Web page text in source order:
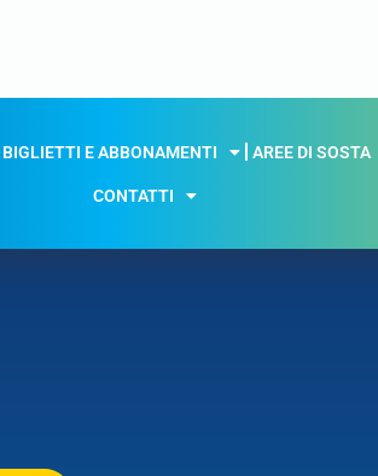
BIGLIETTI E ABBONAMENTI AREE DI SOSTA
CONTATTI